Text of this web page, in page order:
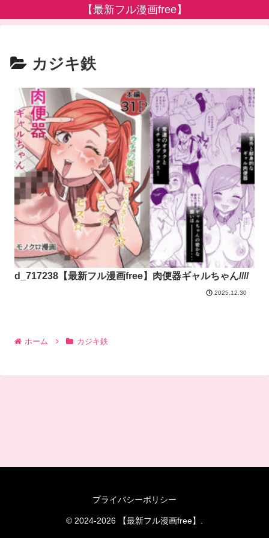
【最新フル漫画free】
カジキ鉄
d_717238【最新フル漫画free】肉便器ギャルちゃん////
2025.12.30
ホーム カジキ鉄
プライバシーポリシー
© 2024-2026 【最新フル漫画free】.